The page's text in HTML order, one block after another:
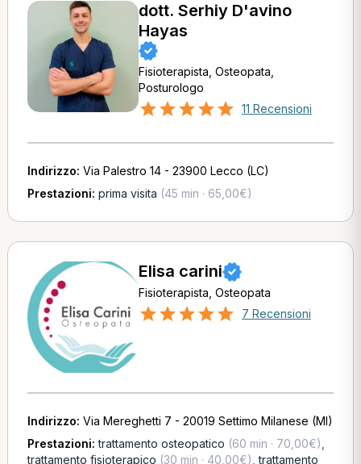
dott. Serhiy D'avino
Hayas
Fisioterapista, Osteopata,
Posturologo
11 Recensioni
Indirizzo: Via Palestro 14 - 23900 Lecco (LC)
Prestazioni: prima visita (45 min · 65,00€)
Elisa carini
Fisioterapista, Osteopata
7 Recensioni
Indirizzo: Via Mereghetti 7 - 20019 Settimo Milanese (MI)
Prestazioni:trattamento osteopatico (60 min · 70,00€)
trattamento fisioterapico (30 min · 40,00€) ,trattamento